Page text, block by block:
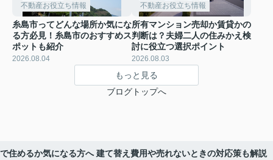
不動産お役立ち情報
糸島市ってどんな場所か気にな
る方必見！糸島市のおすすめス
ポットも紹介
2026.08.04
不動産お役立ち情報
所有マンション売却か賃貸かの
判断は？夫婦二人の住みかえ検
討に役立つ選択ポイント
2026.08.03
もっと見る
ブログトップへ
住めるか気になる方へ 建て替え費用や売れないときの対応策も解説